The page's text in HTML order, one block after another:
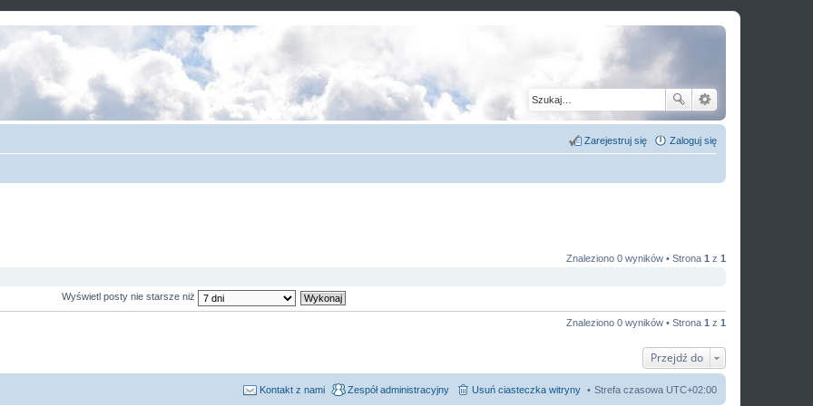
Zaloguj się
Zarejestruj się
Znaleziono 0 wyników • Strona 1 z 1
Wyświetl posty nie starsze niż
Znaleziono 0 wyników • Strona 1 z 1
Przejdź do
Strefa czasowa UTC+02:00
Usuń ciasteczka witryny
Zespół administracyjny
Kontakt z nami